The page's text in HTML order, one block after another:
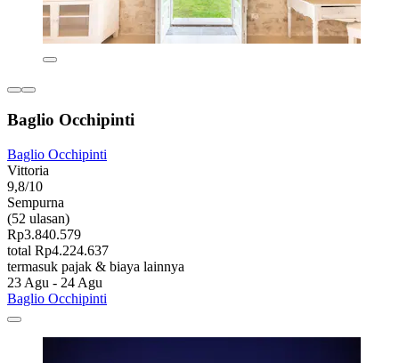
Baglio Occhipinti
Baglio Occhipinti
Vittoria
9,8/10
Sempurna
(52 ulasan)
Rp3.840.579
total Rp4.224.637
termasuk pajak & biaya lainnya
23 Agu - 24 Agu
Baglio Occhipinti